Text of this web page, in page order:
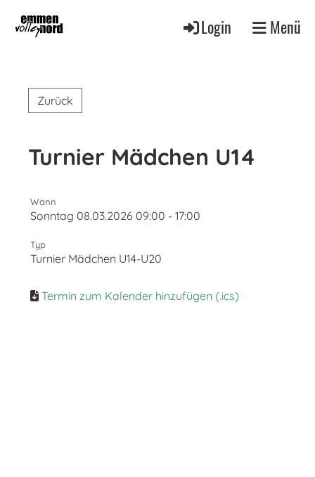
Login Menü
Zurück
Turnier Mädchen U14
Wann
Sonntag 08.03.2026 09:00 - 17:00
Typ
Turnier Mädchen U14-U20
Termin zum Kalender hinzufügen (.ics)